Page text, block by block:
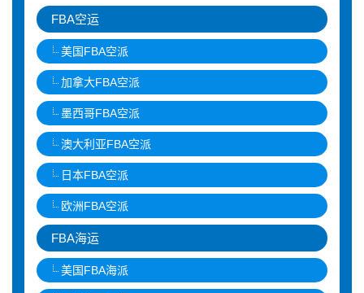
FBA空运
美国FBA空派
加拿大FBA空派
墨西哥FBA空派
澳大利亚FBA空派
日本FBA空派
欧洲FBA空派
FBA海运
美国FBA海派